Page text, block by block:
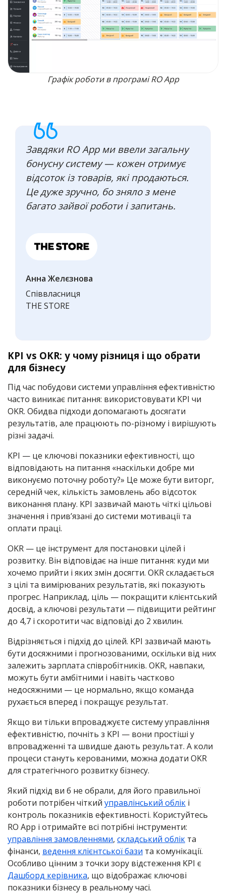
Графік роботи в програмі RO App
Завдяки RO App ми ввели загальну
бонусну систему — кожен отримує
відсоток із товарів, які продаються.
Це дуже зручно, бо зняло з мене
багато зайвої роботи і запитань.
Анна Желєзнова
Співвласниця
THE STORE
KPI vs OKR: у чому різниця і що обрати
для бізнесу
Під час побудови системи управління ефективністю
часто виникає питання: використовувати KPI чи
OKR. Обидва підходи допомагають досягати
результатів, але працюють по-різному і вирішують
різні задачі.
KPI — це ключові показники ефективності, що
відповідають на питання «наскільки добре ми
виконуємо поточну роботу?» Це може бути виторг,
середній чек, кількість замовлень або відсоток
виконання плану. KPI зазвичай мають чіткі цільові
значення і прив’язані до системи мотивації та
оплати праці.
OKR — це інструмент для постановки цілей і
розвитку. Він відповідає на інше питання: куди ми
хочемо прийти і яких змін досягти. OKR складається
з цілі та вимірюваних результатів, які показують
прогрес. Наприклад, ціль — покращити клієнтський
досвід, а ключові результати — підвищити рейтинг
до 4,7 і скоротити час відповіді до 2 хвилин.
Відрізняється і підхід до цілей. KPI зазвичай мають
бути досяжними і прогнозованими, оскільки від них
залежить зарплата співробітників. OKR, навпаки,
можуть бути амбітними і навіть частково
недосяжними — це нормально, якщо команда
рухається вперед і покращує результат.
Якщо ви тільки впроваджуєте систему управління
ефективністю, почніть з KPI — вони простіші у
впровадженні та швидше дають результат. А коли
процеси стануть керованими, можна додати OKR
для стратегічного розвитку бізнесу.
Який підхід ви б не обрали, для його правильної
роботи потрібен чіткий управлінський облік і
контроль показників ефективності. Користуйтесь
RO App і отримайте всі потрібні інструменти:
управління замовленнями, складський облік та
фінанси, ведення клієнтської бази та комунікації.
Особливо цінним з точки зору відстеження KPI є
Дашборд керівника, що відображає ключові
показники бізнесу в реальному часі.